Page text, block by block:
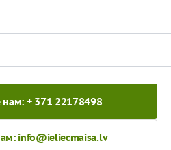
нам: + 371 22178498
info@ieliecmaisa.lv